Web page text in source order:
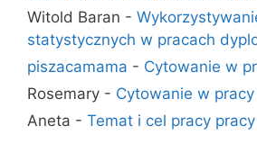
Witold Baran -
statystycznych w pracach
piszacamama - Cytowanie w
Rosemary - Cytowanie w
Aneta - Temat i cel pracy